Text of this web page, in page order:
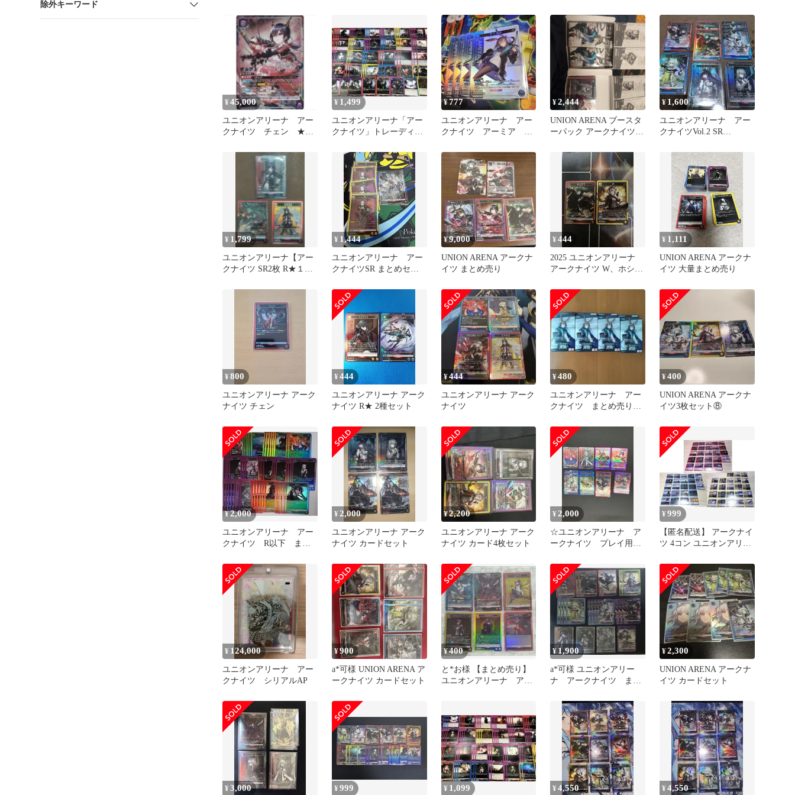
除外キーワード
¥ 45,000
ユニオンアリーナ アー
クナイツ チェン ★2
¥ 1,499
ユニオンアリーナ「アー
クナイツ」トレーディン
¥777
ユニオンアリーナ アー
クナイツ アーミア プ
¥2,444
UNION ARENA ブースタ
ーパック アークナイツ
¥ 1,600
ユニオンアリーナ アー
クナイツVol.2 SR
¥ 1,799
ユニオンアリーナ【アー
クナイツ SR2枚 R★１枚
¥ 1,444
ユニオンアリーナ アー
クナイツSR まとめセッ
¥9,000
UNION ARENA アークナ
イツ まとめ売り
¥444
2025 ユニオンアリーナ
アークナイツ W、ホシグ
¥ 1,111
UNION ARENA アークナ
イツ 大量まとめ売り
¥800
ユニオンアリーナ アーク
ナイツ チェン
¥444
ユニオンアリーナ アーク
ナイツ R★ 2種セット
¥444
ユニオンアリーナ アーク
ナイツ
¥480
ユニオンアリーナ アー
クナイツ まとめ売り
¥400
UNION ARENA アークナ
イツ3枚セット⑧
¥2,000
ユニオンアリーナ アー
クナイツ R以下 まと
¥ 2,000
ユニオンアリーナ アーク
ナイツ カードセット
¥2,200
ユニオンアリーナ アーク
ナイツ カード4枚セット
¥ 2,000
☆ユニオンアリーナ ア
ークナイツ プレイ用ま
¥999
【匿名配送】 アークナイ
ツ 4コン ユニオンアリー
¥ 124,000
ユニオンアリーナ アー
クナイツ シリアルAP
¥900
a*可様 UNION ARENA ア
ークナイツ カードセット
¥400
と*お様 【まとめ売り】
ユニオンアリーナ アー
¥1,900
a*可様 ユニオンアリー
ナ アークナイツ まと
¥2,300
UNION ARENA アークナ
イツ カードセット
¥3,000 ¥999 ¥ 1,099 ¥4,550 ¥4,550